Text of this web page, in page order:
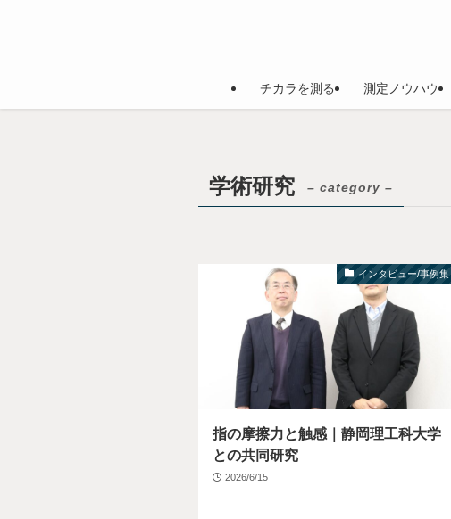
チカラを測る 測定ノウハウ
学術研究 – category –
インタビュー/事例集
指の摩擦力と触感｜静岡理工科大学
との共同研究
2026/6/15